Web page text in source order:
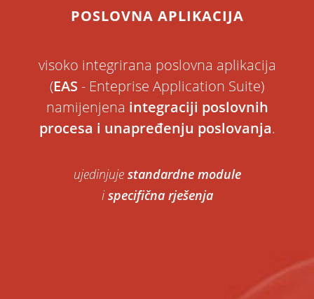
POSLOVNA APLIKACIJA
visoko integrirana poslovna aplikacija
(EAS - Enteprise Application Suite)
namijenjena integraciji poslovnih
procesa i unapređenju poslovanja.
ujedinjuje standardne module
ispecifična rješenja